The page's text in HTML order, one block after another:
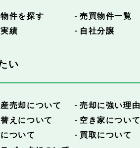
件を探す
売買物件一覧
績
自社分譲
い
売却について
売却に強い理由
えについて
空き家について
ついて
買取について